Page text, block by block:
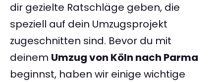
dir gezielte Ratschläge geben, die
speziell auf dein Umzugsprojekt
zugeschnitten sind. Bevor du mit
deinem Umzug von Köln nach Parma
beginnst, haben wir einige wichtige